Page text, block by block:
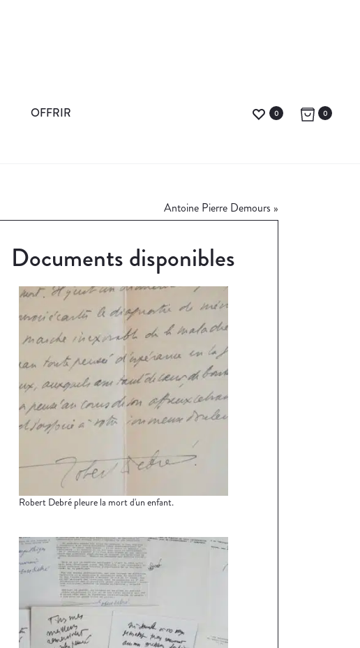
OFFRIR
0 0
Antoine Pierre Demours »
Documents disponibles
Robert Debré pleure la mort d'un enfant.